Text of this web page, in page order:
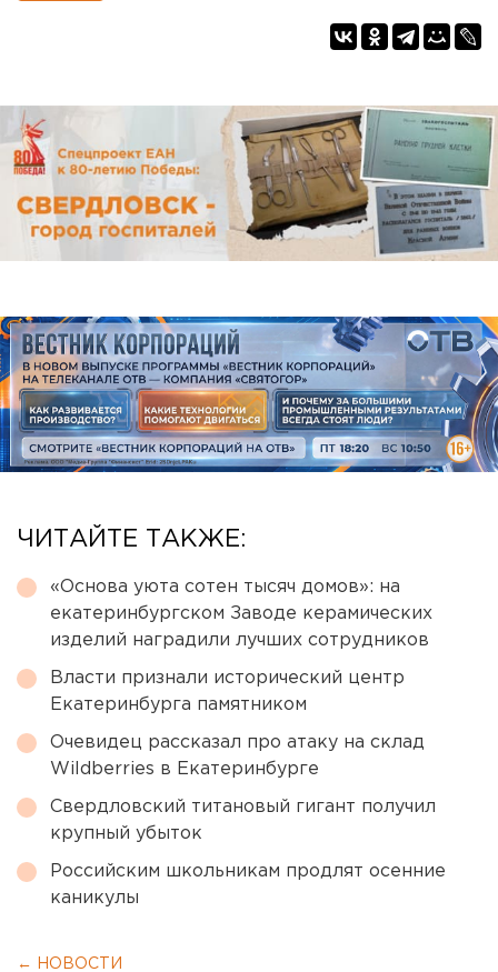
ЧИТАЙТЕ ТАКЖЕ:
«Основа уюта сотен тысяч домов»: на
екатеринбургском Заводе керамических
изделий наградили лучших сотрудников
Власти признали исторический центр
Екатеринбурга памятником
Очевидец рассказал про атаку на склад
Wildberries в Екатеринбурге
Свердловский титановый гигант получил
крупный убыток
Российским школьникам продлят осенние
каникулы
← НОВОСТИ